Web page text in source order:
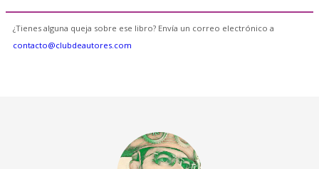
¿Tienes alguna queja sobre ese libro? Envía un correo electrónico a
contacto@clubdeautores.com